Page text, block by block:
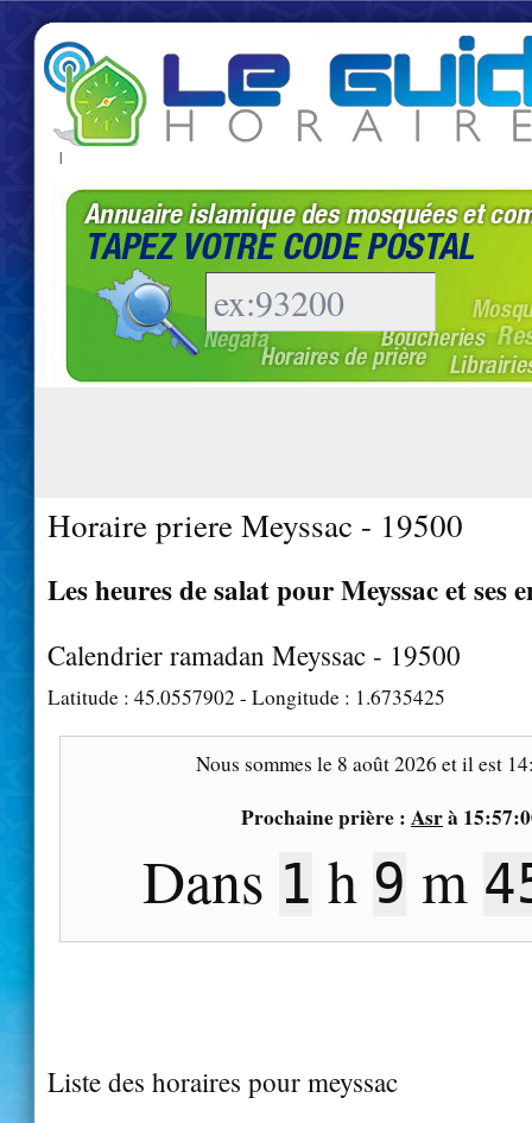
|
Horaire priere Meyssac - 19500
Les heures de salat pour Meyssac et ses
Calendrier ramadan Meyssac - 19500
Latitude : 45.0557902 - Longitude : 1.6735425
Nous sommes le 8 août 2026 et il est
Prochaine prière : Asrà
Dans 1 h 9 m
Liste des horaires pour meyssac